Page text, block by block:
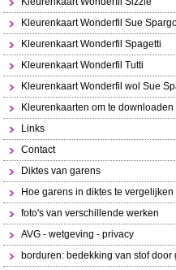
Kleurenkaart Wonderfil Sue
Kleurenkaart Wonderfil Spagetti
Kleurenkaart Wonderfil Tutti
Kleurenkaart Wonderfil wol Sue
Kleurenkaarten om te downloaden
Links
Contact
Diktes van garens
Hoe garens in diktes te
foto's van verschillende werken
AVG - wetgeving - privacy
borduren: bedekking van stof door